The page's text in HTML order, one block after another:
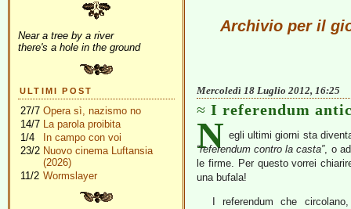
Near a tree by a river
there's a hole in the ground
ULTIMI POST
27/7 Opera sì, nazismo no
14/7 La parola proibita
1/4
In campo con voi
23/2 Nuovo cinema Luftansia
(2026)
11/2 Wormslayer
Archivio per il
Mercoledì 18 Luglio 2012, 16:25
I referendum
N egli ultimi giorni sta
“referendum contro la casta”, o
le firme. Per questo vorrei
una bufala!
I referendum che